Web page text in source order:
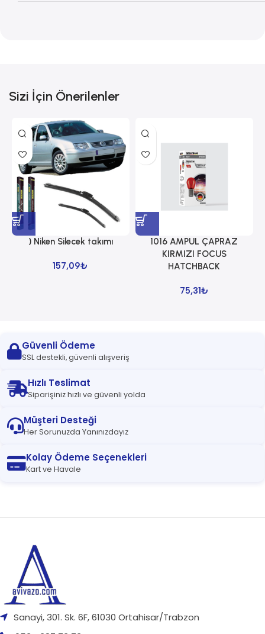
Sizi İçin Önerilenler
) Niken Silecek takımı
157,09₺
1016 AMPUL ÇAPRAZ
KIRMIZI FOCUS
HATCHBACK
75,31₺
Güvenli Ödeme
SSL destekli, güvenli alışveriş
Hızlı Teslimat
Siparişiniz hızlı ve güvenli yolda
Müşteri Desteği
Her Sorunuzda Yanınızdayız
Kolay Ödeme Seçenekleri
Kart ve Havale
Sanayi, 301. Sk. 6F, 61030 Ortahisar/Trabzon